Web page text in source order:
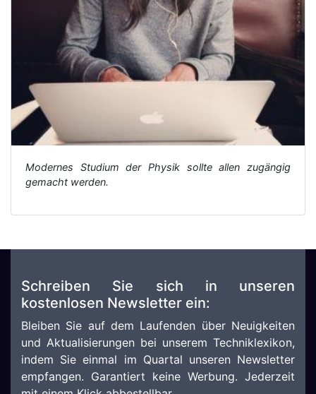
Modernes Studium der Physik sollte allen zugängig
gemacht werden.
Schreiben Sie sich in unseren
kostenlosen Newsletter ein:
Bleiben Sie auf dem Laufenden über Neuigkeiten
und Aktualisierungen bei unserem Techniklexikon,
indem Sie einmal im Quartal unseren Newsletter
empfangen. Garantiert keine Werbung. Jederzeit